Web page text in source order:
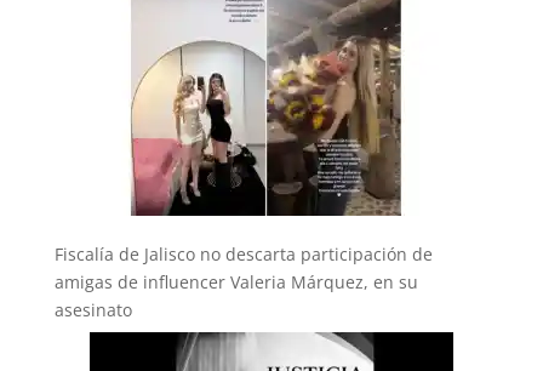
Fiscalía de Jalisco no descarta participación de
amigas de influencer Valeria Márquez, en su
asesinato